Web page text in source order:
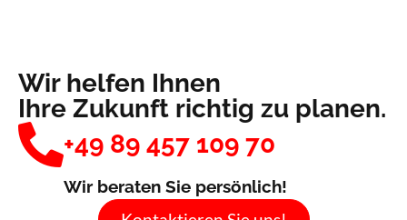
Wir helfen Ihnen
Ihre Zukunft richtig zu planen.
+49 89 457 109 70
Wir beraten Sie persönlich!